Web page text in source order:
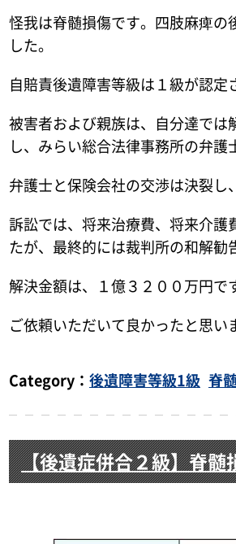
怪我は脊髄損傷です。四肢麻痺
した。
自賠責後遺障害等級は１級が認定
被害者および親族は、自分達では
し、みらい総合法律事務所の弁護
弁護士と保険会社の交渉は決裂し
訴訟では、将来治療費、将来介
たが、最終的には裁判所の和解勧
解決金額は、１億３２００万円で
ご依頼いただいて良かったと思い
Category： 後遺障害等級1級 脊
【後遺症併合２級】脊